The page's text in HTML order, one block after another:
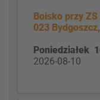
Boisko przy
023
Poniedziałek
2026-08-10